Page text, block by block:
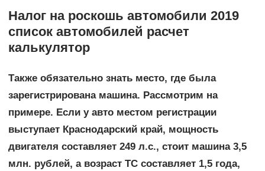
Налог на роскошь автомобили 2019
список автомобилей расчет
калькулятор
Также обязательно знать место, где была
зарегистрирована машина. Рассмотрим на
примере. Если у авто местом регистрации
выступает Краснодарский край, мощность
двигателя составляет 249 л.с., стоит машина 3,5
млн. рублей, а возраст ТС составляет 1,5 года,